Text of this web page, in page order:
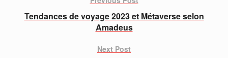
Tendances de voyage 2023 et Métaverse selon
Amadeus
Next Post